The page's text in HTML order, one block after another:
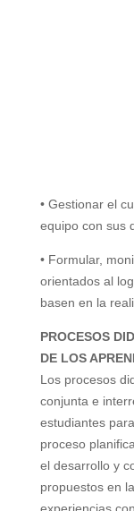
• Gestionar el
equipo con sus
• Formular,
orientados al
basen en la
PROCESOS
DE LOS
Los procesos
conjunta e
estudiantes
proceso
el desarrollo y
propuestos en